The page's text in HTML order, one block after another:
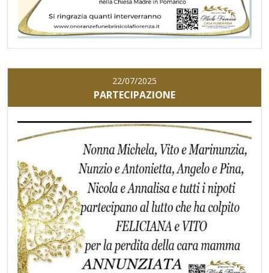
22/07/2025
PARTECIPAZIONE